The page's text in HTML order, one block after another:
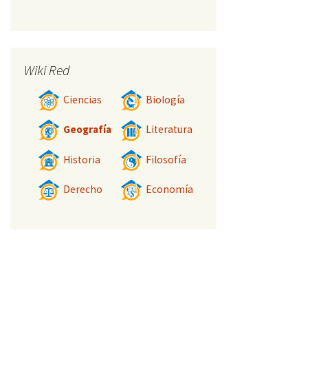
Wiki Red
Ciencias Biología
Geografía Literatura
Historia Filosofía
Derecho Economía